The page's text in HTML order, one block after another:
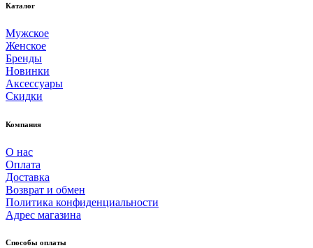
Каталог
Мужское
Женское
Бренды
Новинки
Аксессуары
Скидки
Компания
О нас
Оплата
Доставка
Возврат и обмен
Политика конфиденциальности
Адрес магазина
Способы оплаты